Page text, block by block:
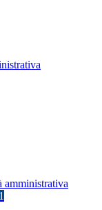
amministrativa
1